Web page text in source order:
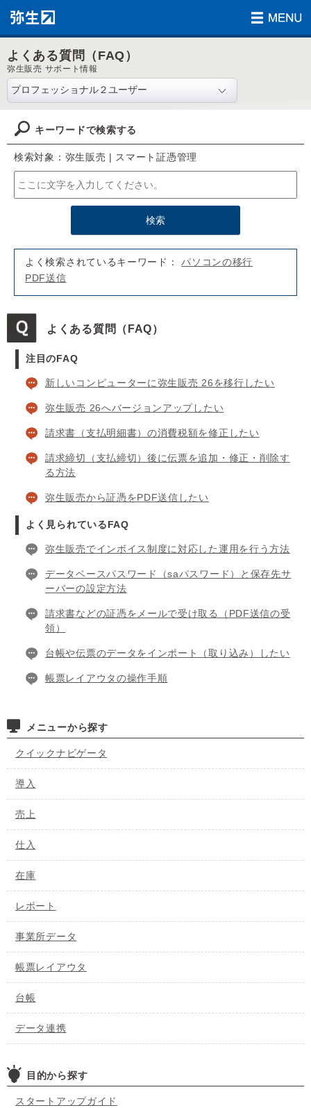
よくある質問（FAQ）
弥生販売 サポート情報
キーワードで検索する
検索対象：弥生販売 | スマート証憑管理
よく検索されているキーワード：パソコンの移行
PDF送信
よくある質問（FAQ）
注目のFAQ
新しいコンピューターに弥生販売 26を移行したい
弥生販売 26へバージョンアップしたい
請求書（支払明細書）の消費税額を修正したい
請求締切（支払締切）後に伝票を追加・修正・削除す
る方法
弥生販売から証憑をPDF送信したい
よく見られているFAQ
弥生販売でインボイス制度に対応した運用を行う方法
データベースパスワード（saパスワード）と保存先サ
ーバーの設定方法
請求書などの証憑をメールで受け取る（PDF送信の受
領）
台帳や伝票のデータをインポート（取り込み）したい
帳票レイアウタの操作手順
メニューから探す
クイックナビゲータ
導入
売上
仕入
在庫
レポート
事業所データ
帳票レイアウタ
台帳
データ連携
目的から探す
スタートアップガイド